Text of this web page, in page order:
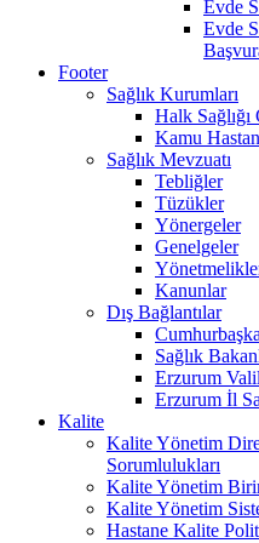
Evde
Evde
Footer
Sağlık Kurumları
Halk
Kamu
Sağlık Mevzuatı
Tebliğler
Tüzükler
Yönergeler
Genelgeler
Kanunlar
Dış Bağlantılar
Sağlık
Erzurum
Erzurum İl
Kalite
Kalite Yönetim
Sorumlulukları
Kalite Yönetim
Kalite Yönetim
Hastane Kalite